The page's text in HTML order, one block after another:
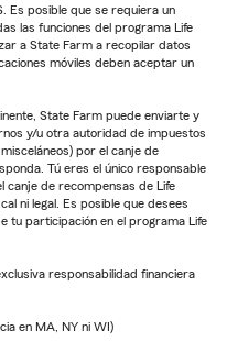
Es posible que se requiera un
las funciones del programa Life
a State Farm a recopilar datos
móviles deben aceptar un
State Farm puede enviarte y
y/u otra autoridad de impuestos
por el canje de
Tú eres el único responsable
canje de recompensas de Life
ni legal. Es posible que desees
tu participación en el programa Life
responsabilidad financiera
en MA, NY ni WI)